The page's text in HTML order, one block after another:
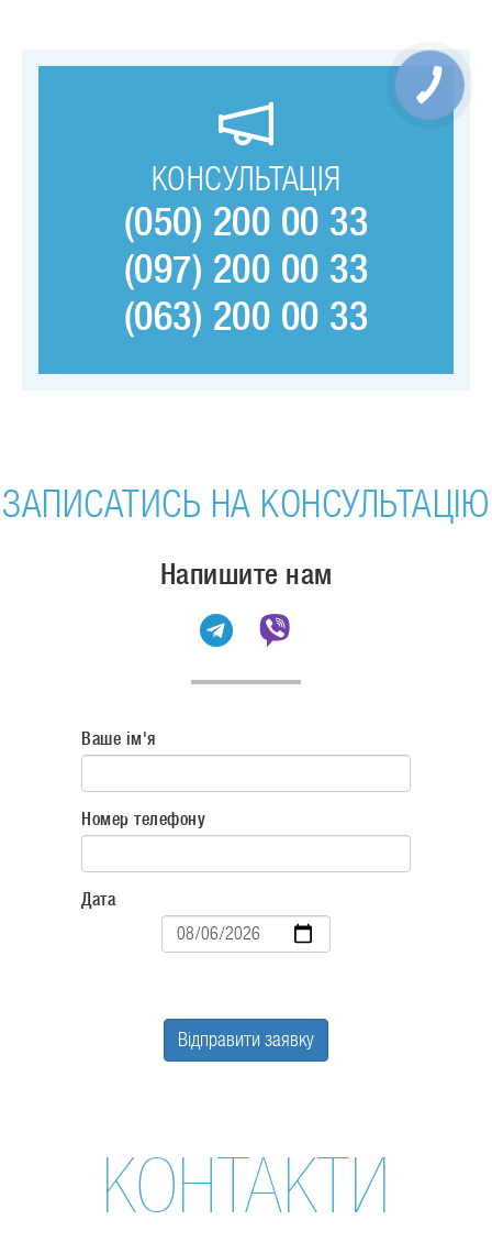
КОНСУЛЬТАЦІЯ
(050) 200 00 33
(097) 200 00 33
(063) 200 00 33
ЗАПИСАТИСЬ НА КОНСУЛЬТАЦІЮ
Напишите нам
Ваше ім'я
Номер телефону
Дата
Дата
Відправити заявку
КОНТАКТИ